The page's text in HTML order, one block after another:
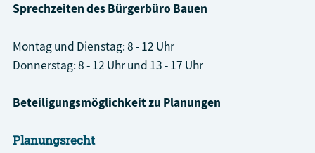
Sprechzeiten des Bürgerbüro Bauen
Montag und Dienstag: 8 - 12 Uhr
Donnerstag: 8 - 12 Uhr und 13 - 17 Uhr
Beteiligungsmöglichkeit zu Planungen
Planungsrecht